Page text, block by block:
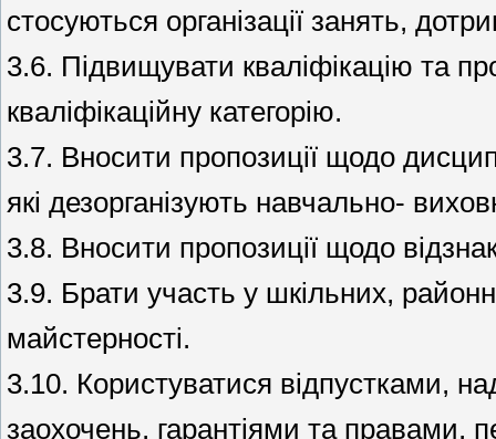
стосуються організації занять,
3.6. Підвищувати кваліфікацію та
кваліфікаційну категорію.
3.7. Вносити пропозиції щодо
які дезорганізують навчально-
3.8. Вносити пропозиції щодо
3.9. Брати участь у шкільних,
майстерності.
3.10. Користуватися відпустками,
заохочень, гарантіями та правами,